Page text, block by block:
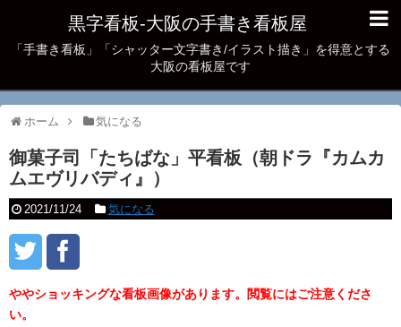
黒字看板‐大阪の手書き看板屋
「手書き看板」「シャッター文字書き/イラスト描き」を得意とする
大阪の看板屋です
ホーム 気になる
御菓子司「たちばな」平看板（朝ドラ『カムカ
ムエヴリバディ』）
2021/11/24 気になる
ややショッキングな看板画像があります。閲覧にはご注意くださ
い。